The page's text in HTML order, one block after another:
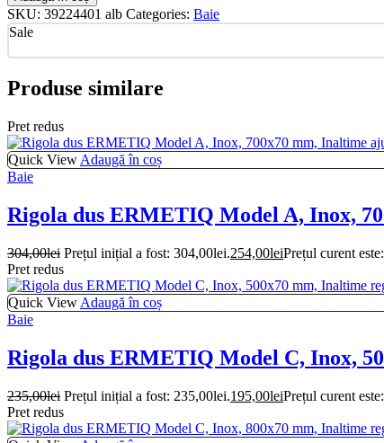
SKU: 39224401 alb Categories: Baie
Sale
Produse similare
Pret redus
Quick View Adaugă în coș
Baie
Rigola dus ERMETIQ Model A, Inox,
304,00lei Prețul inițial a fost: 304,00lei.254,00leiPrețul curent
Pret redus
Quick View Adaugă în coș
Baie
Rigola dus ERMETIQ Model C, Inox,
235,00lei Prețul inițial a fost: 235,00lei.195,00leiPrețul curent
Pret redus